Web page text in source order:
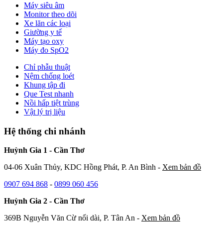
Máy siêu âm
Monitor theo dõi
Xe lăn các loại
Giường y tế
Máy tạo oxy
Máy đo SpO2
Chỉ phẫu thuật
Nệm chống loét
Khung tập đi
Que Test nhanh
Nồi hấp tiệt trùng
Vật lý trị liệu
Hệ thống chi nhánh
Huỳnh Gia 1 - Cần Thơ
04-06 Xuân Thủy, KDC Hồng Phát, P. An Bình - Xem bản đồ
0907 694 868 - 0899 060 456
Huỳnh Gia 2 - Cần Thơ
369B Nguyễn Văn Cừ nối dài, P. Tân An - Xem bản đồ